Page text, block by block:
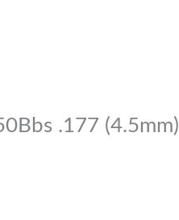
.177 (4.5mm)